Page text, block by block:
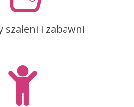
szaleni i zabawni